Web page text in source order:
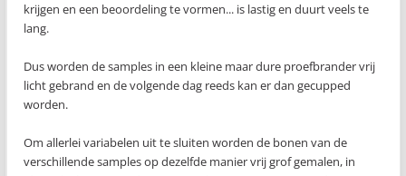
krijgen en een beoordeling te vormen... is lastig en duurt veels te
lang.
Dus worden de samples in een kleine maar dure proefbrander vrij
licht gebrand en de volgende dag reeds kan er dan gecupped
worden.
Om allerlei variabelen uit te sluiten worden de bonen van de
verschillende samples op dezelfde manier vrij grof gemalen, in